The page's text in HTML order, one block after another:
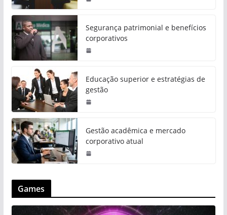
Segurança patrimonial e benefícios
corporativos
Educação superior e estratégias de
gestão
Gestão acadêmica e mercado
corporativo atual
Games